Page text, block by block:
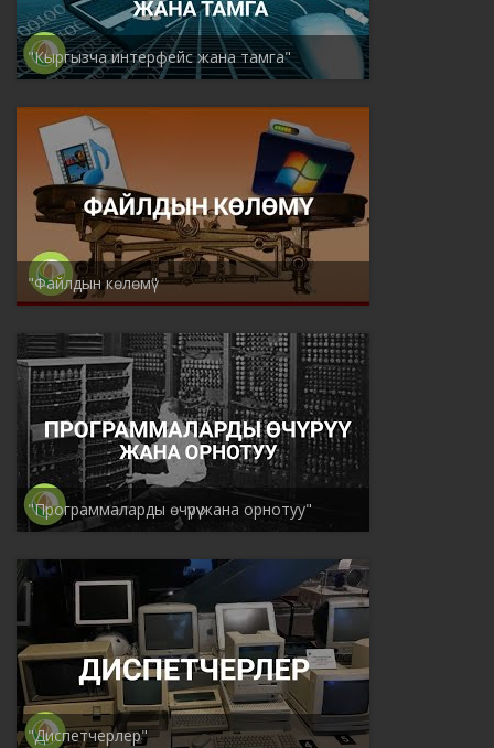
"Кыргызча интерфейс жана тамга"
"Файлдын көлөмү"
"Программаларды өчүрүү жана орнотуу"
"Диспетчерлер"